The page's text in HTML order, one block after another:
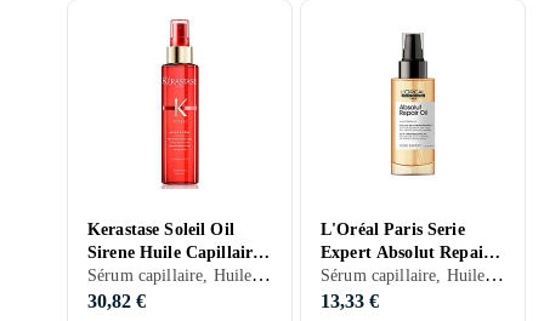
Kerastase Soleil Oil
Sirene Huile Capillaire
150ml
Sérum capillaire, Huile capillaire, Sérum sans rinçage, Hydratant/Adoucissant, Ecran thermique, Nourrissant, Ecran solaire, Anti-frisottis, Normaux, Secs, Colorés, Abîmés, Bouclés/Permanentés, 150 ml/g
30,82 €
L'Oréal Paris Serie
Expert Absolut Repair
Huile 90ml
Sérum capillaire, Huile capillaire, Sérum sans rinçage, Brillance, Hydratant/Adoucissant, Ecran thermique, Renforcement, Réparateur, Nourrissant, Normaux, Secs, Colorés, Abîmés, 90 ml/g
13,33 €